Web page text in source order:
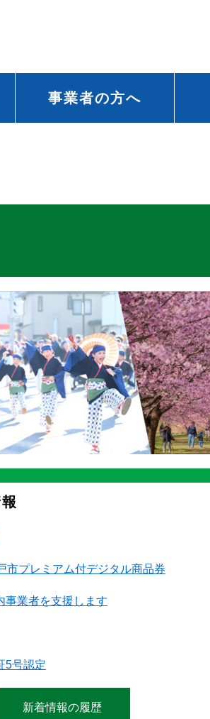
事業者の方へ
プレミアム付デジタル商品券
事業者を支援します
5号認定
新着情報の履歴